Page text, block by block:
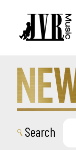
Search